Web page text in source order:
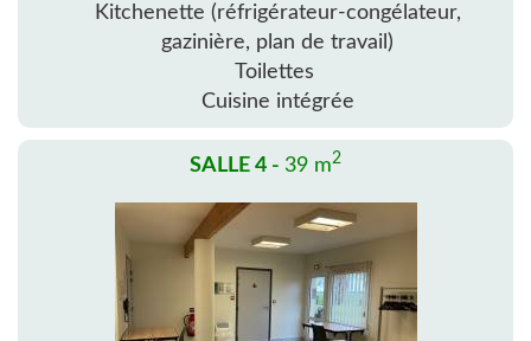
Kitchenette (réfrigérateur-congélateur,
gazinière, plan de travail)
Toilettes
Cuisine intégrée
SALLE 4 - 39 m2